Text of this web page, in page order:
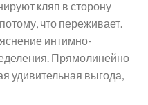
кляп в сторону
что переживает.
интимно-
Прямолинейно
удивительная выгода,